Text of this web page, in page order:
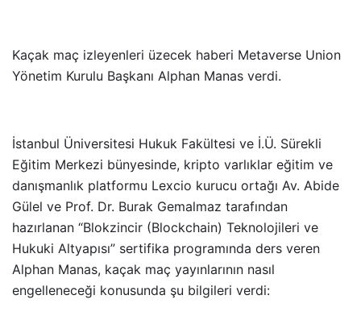
Kaçak maç izleyenleri üzecek haberi Metaverse Union
Yönetim Kurulu Başkanı Alphan Manas verdi.
İstanbul Üniversitesi Hukuk Fakültesi ve İ.Ü. Sürekli
Eğitim Merkezi bünyesinde, kripto varlıklar eğitim ve
danışmanlık platformu Lexcio kurucu ortağı Av. Abide
Gülel ve Prof. Dr. Burak Gemalmaz tarafından
hazırlanan “Blokzincir (Blockchain) Teknolojileri ve
Hukuki Altyapısı” sertifika programında ders veren
Alphan Manas, kaçak maç yayınlarının nasıl
engelleneceği konusunda şu bilgileri verdi: